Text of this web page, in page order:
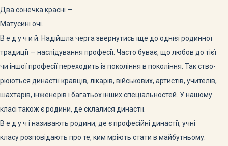
Два сонечка красні —
Матусині очі.
В е д у ч и й. Надійшла черга звернутись іще до однієї родинної
традиції — наслідування професії. Часто буває, що любов до тієї
чи іншої професії переходить із покоління в покоління. Так ство-
рюються династії кравців, лікарів, військових, артистів, учителів,
шахтарів, інженерів і багатьох інших спеціальностей. У нашому
класі також є родини, де склалися династії.
В е д у ч і називають родини, де є професійні династії, учні
класу розповідають про те, ким мріють стати в майбутньому.